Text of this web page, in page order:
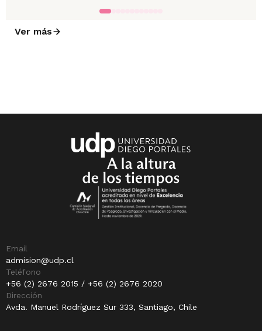
Ver más
Email
admision@udp.cl
Teléfono
+56 (2) 2676 2015 / +56 (2) 2676 2020
Dirección
Avda. Manuel Rodríguez Sur 333, Santiago, Chile